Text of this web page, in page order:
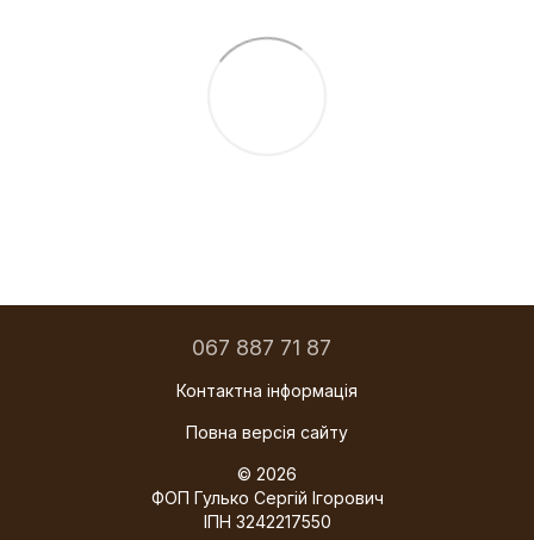
067 887 71 87
Контактна інформація
Повна версія сайту
© 2026
ФОП Гулько Сергій Ігорович
ІПН 3242217550